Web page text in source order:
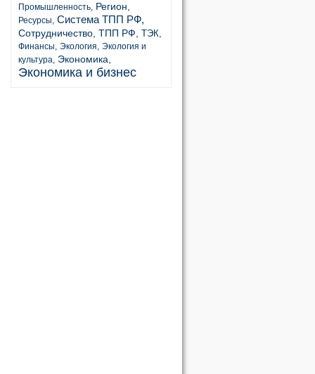
Промышленность, Регион,
Ресурсы, Система ТПП РФ,
Сотрудничество, ТПП РФ, ТЭК,
Финансы, Экология, Экология и
культура, Экономика,
Экономика и бизнес